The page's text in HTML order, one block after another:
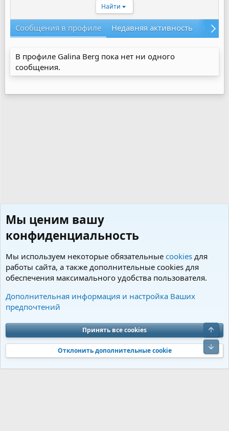
Найти
Сообщения в профиле Недавняя активность
В профиле Galina Berg пока нет ни одного
сообщения.
Пользователи
Cookies Charm by DCom
Обратная связь
Условия и правила
Политика конфиденциальности
Помощь
S
S
Community platform by XenForo® © 2010-2026 XenForo Ltd. Перевод от
Jumuro®|Media embeds via s9e/MediaSites
Мы ценим вашу
конфиденциальность
Мы используем некоторые обязательные cookies для
работы сайта, а также дополнительные cookies для
обеспечения максимального удобства пользователя.
Дополнительная информация и настройка Ваших
предпочтений
Принять все cookies
Отклонить дополнительные cookie
Верх
Низ